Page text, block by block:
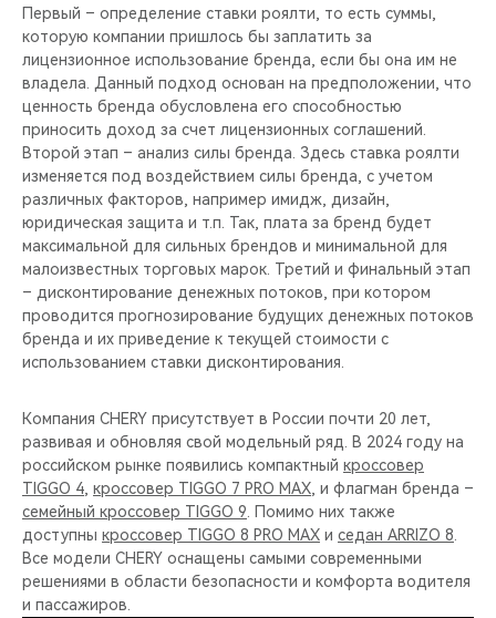
Первый – определение ставки роялти, то есть суммы,
которую компании пришлось бы заплатить за
лицензионное использование бренда, если бы она им не
владела. Данный подход основан на предположении, что
ценность бренда обусловлена его способностью
приносить доход за счет лицензионных соглашений.
Второй этап – анализ силы бренда. Здесь ставка роялти
изменяется под воздействием силы бренда, с учетом
различных факторов, например имидж, дизайн,
юридическая защита и т.п. Так, плата за бренд будет
максимальной для сильных брендов и минимальной для
малоизвестных торговых марок. Третий и финальный этап
– дисконтирование денежных потоков, при котором
проводится прогнозирование будущих денежных потоков
бренда и их приведение к текущей стоимости с
использованием ставки дисконтирования.
Компания CHERY присутствует в России почти 20 лет,
развивая и обновляя свой модельный ряд. В 2024 году на
российском рынке появились компактный кроссовер
TIGGO 4 кроссовер TIGGO 7 PRO MAX , и флагман бренда –
семейный кроссовер TIGGO 9 . Помимо них также
доступны кроссовер TIGGO 8 PRO MAX и седан ARRIZO 8
Все модели CHERY оснащены самыми современными
решениями в области безопасности и комфорта водителя
и пассажиров.